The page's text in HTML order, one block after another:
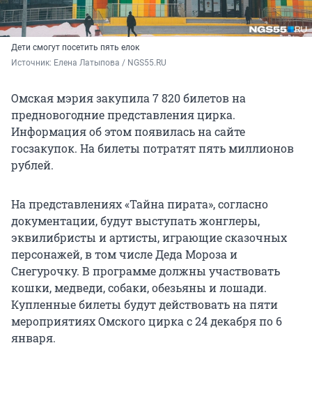
Дети смогут посетить пять елок
Источник: Елена Латыпова / NGS55.RU
Омская мэрия закупила 7 820 билетов на
предновогодние представления цирка.
Информация об этом появилась на сайте
госзакупок. На билеты потратят пять миллионов
рублей.
На представлениях «Тайна пирата», согласно
документации, будут выступать жонглеры,
эквилибристы и артисты, играющие сказочных
персонажей, в том числе Деда Мороза и
Снегурочку. В программе должны участвовать
кошки, медведи, собаки, обезьяны и лошади.
Купленные билеты будут действовать на пяти
мероприятиях Омского цирка с 24 декабря по 6
января.